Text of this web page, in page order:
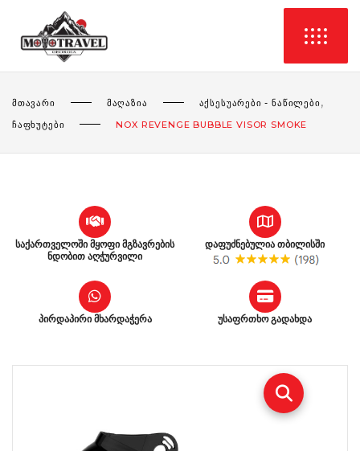
ᲛᲗᲐᲕᲐᲠᲘ ᲛᲐᲦᲐᲖᲘᲐ ᲐᲥᲡᲔᲡᲣᲐᲠᲔᲑᲘ - ᲜᲐᲬᲘᲚᲔᲑᲘ,
ᲩᲐᲤᲮᲣᲢᲔᲑᲘ NOX REVENGE BUBBLE VISOR SMOKE
საქართველოში მყოფი მგზავრების
ნდობით აღჭურვილი
დაფუძნებულია თბილისში
პირდაპირი მხარდაჭერა უსაფრთხო გადახდა